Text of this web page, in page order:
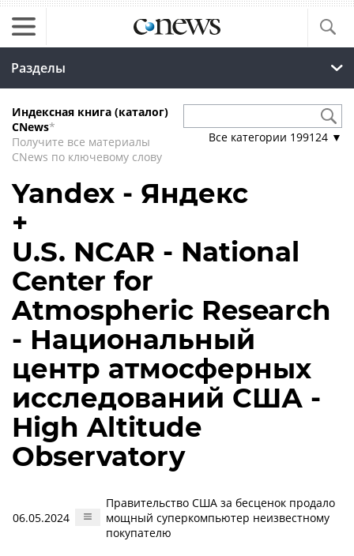
Разделы
Индексная книга (каталог)
CNews*
Получите все материалы
CNews по ключевому слову
Все категории 199124 ▼
Yandex - Яндекс
+
U.S. NCAR - National
Center for
Atmospheric Research
- Национальный
центр атмосферных
исследований США -
High Altitude
Observatory
06.05.2024
Правительство США за бесценок продало
мощный суперкомпьютер неизвестному
покупателю